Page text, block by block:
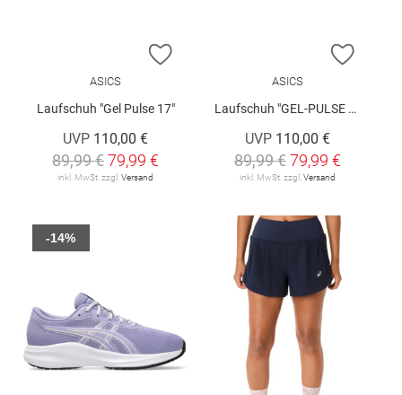
ZUR WUNSCHLISTE HINZUFÜGEN
ASICS
Laufschuh "Gel Pulse 17"
UVP 110,00 €
89,99 €79,99 €
inkl. MwSt. zzgl. Versand
ZUR
ASICS
Laufschuh "GEL-PULSE 17"
UVP 110,00 €
89,99 €79,99 €
inkl. MwSt. zzgl. Versand
-14%